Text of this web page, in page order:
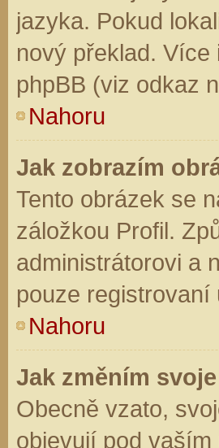
jazyka. Pokud
nový překlad.
phpBB (viz odkaz
Nahoru
Jak zobrazím
Tento obrázek se
záložkou Profil.
administrátorovi a
pouze registrovaní
Nahoru
Jak změním
Obecně vzato,
objevují pod